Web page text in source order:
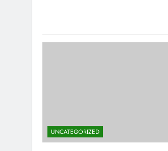
UNCATEGORIZED